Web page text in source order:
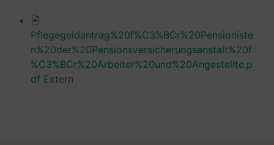
Pflegegeldantrag%20f%C3%BCr%20Pensioniste
n%20der%20Pensionsversicherungsanstalt%20f
%C3%BCr%20Arbeiter%20und%20Angestellte.p
df Extern